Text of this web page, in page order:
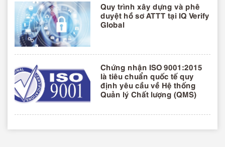
Quy trình xây dựng và phê
duyệt hồ sơ ATTT tại IQ Verify
Global
Chứng nhận ISO 9001:2015
là tiêu chuẩn quốc tế quy
định yêu cầu về Hệ thống
Quản lý Chất lượng (QMS)